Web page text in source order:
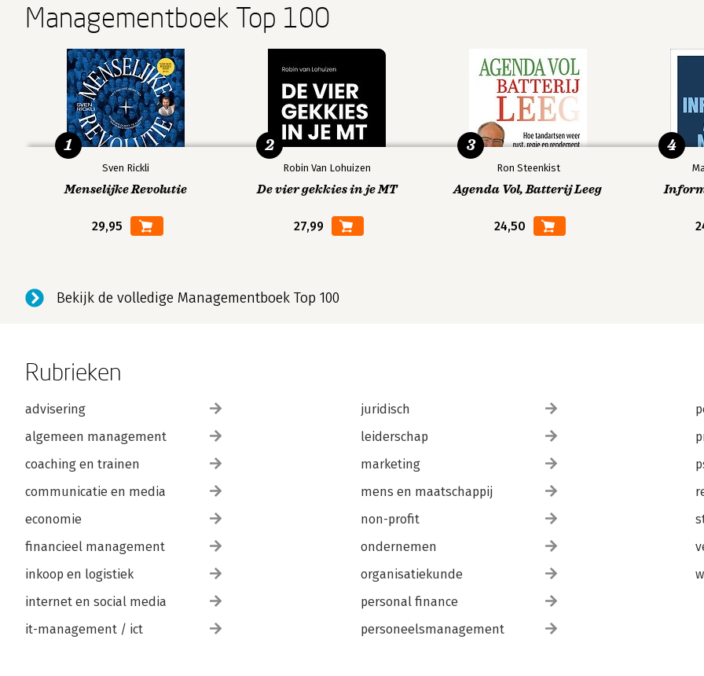
Managementboek Top 100
Sven Rickli
Menselijke Revolutie
29,95
1
Robin Van Lohuizen
De vier gekkies in je MT
27,99
2
Ron Steenkist
Agenda Vol, Batterij Leeg
24,50
3 4
Bekijk de volledige Managementboek Top 100
Rubrieken
advisering
algemeen management
coaching en trainen
communicatie en media
economie
financieel management
inkoop en logistiek
internet en social media
it-management / ict
juridisch
leiderschap
marketing
mens en maatschappij
non-profit
ondernemen
organisatiekunde
personal finance
personeelsmanagement